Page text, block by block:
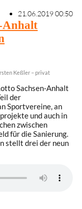
21.06.2019 00:50
Anhalt
Keßler – privat
Sachsen-Anhalt
der
Sportvereine, an
und auch in
zwischen
für die Sanierung.
stellt drei der neun